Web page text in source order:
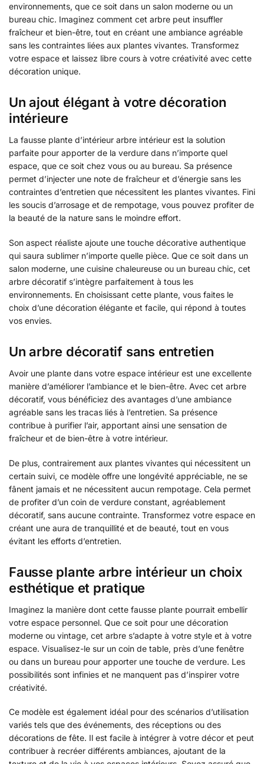
environnements, que ce soit dans un salon moderne ou un
bureau chic. Imaginez comment cet arbre peut insuffler
fraîcheur et bien-être, tout en créant une ambiance agréable
sans les contraintes liées aux plantes vivantes. Transformez
votre espace et laissez libre cours à votre créativité avec cette
décoration unique.
Un ajout élégant à votre décoration
intérieure
La fausse plante d’intérieur arbre intérieur est la solution
parfaite pour apporter de la verdure dans n’importe quel
espace, que ce soit chez vous ou au bureau. Sa présence
permet d’injecter une note de fraîcheur et d’énergie sans les
contraintes d’entretien que nécessitent les plantes vivantes. Fini
les soucis d’arrosage et de rempotage, vous pouvez profiter de
la beauté de la nature sans le moindre effort.
Son aspect réaliste ajoute une touche décorative authentique
qui saura sublimer n’importe quelle pièce. Que ce soit dans un
salon moderne, une cuisine chaleureuse ou un bureau chic, cet
arbre décoratif s’intègre parfaitement à tous les
environnements. En choisissant cette plante, vous faites le
choix d’une décoration élégante et facile, qui répond à toutes
vos envies.
Un arbre décoratif sans entretien
Avoir une plante dans votre espace intérieur est une excellente
manière d’améliorer l’ambiance et le bien-être. Avec cet arbre
décoratif, vous bénéficiez des avantages d’une ambiance
agréable sans les tracas liés à l’entretien. Sa présence
contribue à purifier l’air, apportant ainsi une sensation de
fraîcheur et de bien-être à votre intérieur.
De plus, contrairement aux plantes vivantes qui nécessitent un
certain suivi, ce modèle offre une longévité appréciable, ne se
fânent jamais et ne nécessitent aucun rempotage. Cela permet
de profiter d’un coin de verdure constant, agréablement
décoratif, sans aucune contrainte. Transformez votre espace en
créant une aura de tranquillité et de beauté, tout en vous
évitant les efforts d’entretien.
Fausse plante arbre intérieur un choix
esthétique et pratique
Imaginez la manière dont cette fausse plante pourrait embellir
votre espace personnel. Que ce soit pour une décoration
moderne ou vintage, cet arbre s’adapte à votre style et à votre
espace. Visualisez-le sur un coin de table, près d’une fenêtre
ou dans un bureau pour apporter une touche de verdure. Les
possibilités sont infinies et ne manquent pas d’inspirer votre
créativité.
Ce modèle est également idéal pour des scénarios d’utilisation
variés tels que des événements, des réceptions ou des
décorations de fête. Il est facile à intégrer à votre décor et peut
contribuer à recréer différents ambiances, ajoutant de la